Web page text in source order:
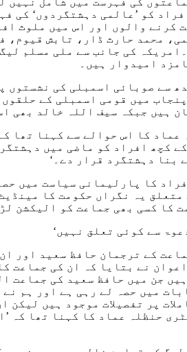
کو ’عالمی دہشتگردوں‘ کی
کرنے والوں اور اس میں ملوث
محمد حارث ڈار، تابش
کی جانب سے ملی مسلم
امیدوار ہیں۔
ہیں جبکہ سیف اللہ خالد بھی
کا اس حوالے سے کہنا تھا
کچھ افراد کو ماضی میں
بنا دہشتگرد قرار دے۔‘
کا پارلیمانی سیاست میں
یہ نگراں حکومت کا
کا کسی بھی جماعت کو الیکشن
سے کوئی تعلق نہیں‘
کے ترجمان حافظ سعید اور
جن میں حافظ سعید کی جماعت
میں حصہ لے رہی ہے اور ہم
پر تفصیلات موجود ہیں
حنظلہ عماد کا کہنا تھا کہ